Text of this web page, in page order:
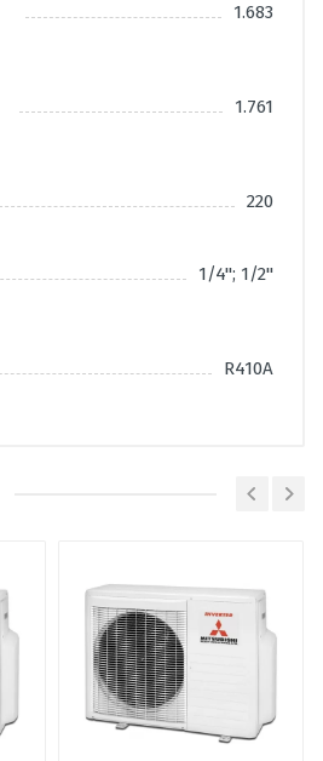
1.683
1.761
220
1/4"; 1/2"
R410A
по 5 бальной шкале